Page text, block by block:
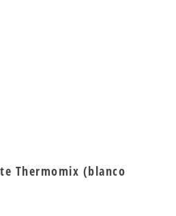
Thermomix (blanco